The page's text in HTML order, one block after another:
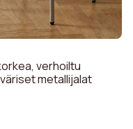
verhoiltu
metallijalat